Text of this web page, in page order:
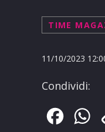
TIME
11/10/2023
Condividi: